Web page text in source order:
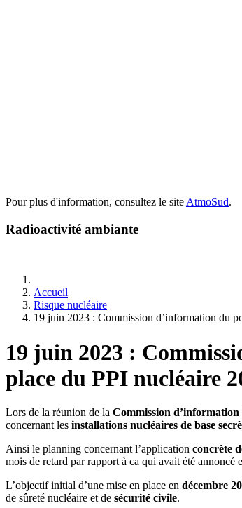
Pour plus d'information, consultez le site AtmoSud.
Radioactivité ambiante
Accueil
Risque nucléaire
19 juin 2023 : Commission d’information du
19 juin 2023 :
place du PPI nucléaire
Lors de la réunion de la Commission
concernant les installations nucléaires de base
Ainsi le planning concernant l’application concrète
mois de retard par rapport à ca qui avait été annoncé
L’objectif initial d’une mise en place en décembre
de sûreté nucléaire et de sécurité civile.